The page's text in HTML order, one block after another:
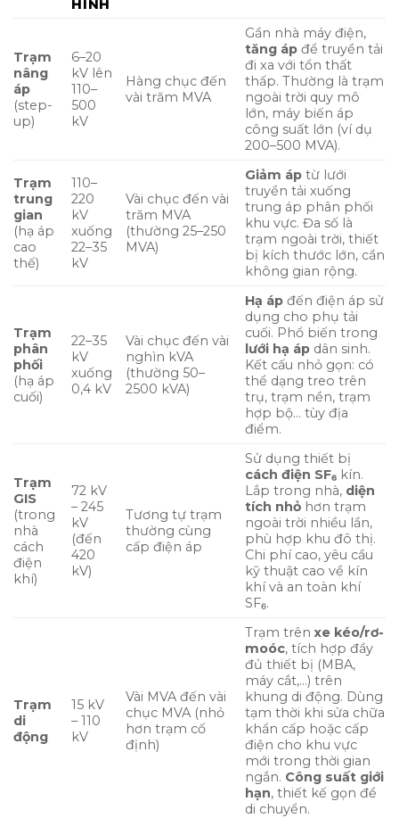
HÌNH
Trạm
nâng
áp
(step-
up)
6–20
kV lên
110–
500
kV
Hàng chục đến
vài trăm MVA
Gần nhà máy điện,
tăng áp để truyền tải
đi xa với tổn thất
thấp. Thường là trạm
ngoài trời quy mô
lớn, máy biến áp
công suất lớn (ví dụ
200–500 MVA).
Trạm
trung
gian
(hạ áp
cao
thế)
110–
220
kV
xuống
22–35
kV
Vài chục đến vài
trăm MVA
(thường 25–250
MVA)
Giảm áp từ lưới
truyền tải xuống
trung áp phân phối
khu vực. Đa số là
trạm ngoài trời, thiết
bị kích thước lớn, cần
không gian rộng.
Trạm
phân
phối
(hạ áp
cuối)
22–35
kV
xuống
0,4 kV
Vài chục đến vài
nghìn kVA
(thường 50–
2500 kVA)
Hạ áp đến điện áp sử
dụng cho phụ tải
cuối. Phổ biến trong
lưới hạ áp dân sinh.
Kết cấu nhỏ gọn: có
thể dạng treo trên
trụ, trạm nền, trạm
hợp bộ… tùy địa
điểm.
Trạm
GIS
(trong
nhà
cách
điện
khí)
72 kV
– 245
kV
(đến
420
kV)
Tương tự trạm
thường cùng
cấp điện áp
Sử dụng thiết bị
cách điện SF₆ kín.
Lắp trong nhà, diện
tích nhỏ hơn trạm
ngoài trời nhiều lần,
phù hợp khu đô thị.
Chi phí cao, yêu cầu
kỹ thuật cao về kín
khí và an toàn khí
SF₆.
Trạm
di
động
15 kV
– 110
kV
Vài MVA đến vài
chục MVA (nhỏ
hơn trạm cố
định)
Trạm trênxe kéo/rơ-
moóc, tích hợp đầy
đủ thiết bị (MBA,
máy cắt,…) trên
khung di động. Dùng
tạm thời khi sửa chữa
khẩn cấp hoặc cấp
điện cho khu vực
mới trong thời gian
ngắn. Công suất giới
hạn, thiết kế gọn để
di chuyển.